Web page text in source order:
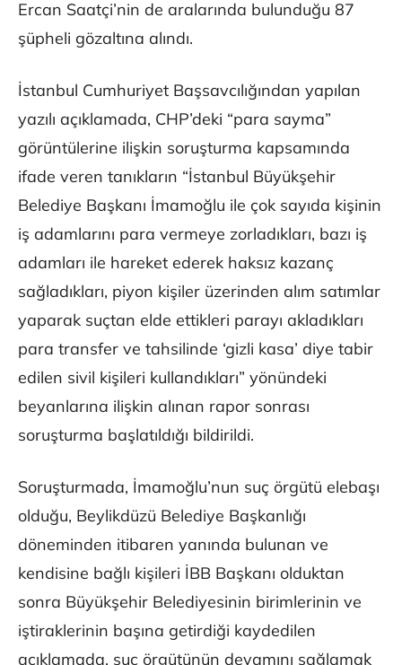
Ercan Saatçi’nin de aralarında bulunduğu 87
şüpheli gözaltına alındı.
İstanbul Cumhuriyet Başsavcılığından yapılan
yazılı açıklamada, CHP’deki “para sayma”
görüntülerine ilişkin soruşturma kapsamında
ifade veren tanıkların “İstanbul Büyükşehir
Belediye Başkanı İmamoğlu ile çok sayıda kişinin
iş adamlarını para vermeye zorladıkları, bazı iş
adamları ile hareket ederek haksız kazanç
sağladıkları, piyon kişiler üzerinden alım satımlar
yaparak suçtan elde ettikleri parayı akladıkları
para transfer ve tahsilinde ‘gizli kasa’ diye tabir
edilen sivil kişileri kullandıkları” yönündeki
beyanlarına ilişkin alınan rapor sonrası
soruşturma başlatıldığı bildirildi.
Soruşturmada, İmamoğlu’nun suç örgütü elebaşı
olduğu, Beylikdüzü Belediye Başkanlığı
döneminden itibaren yanında bulunan ve
kendisine bağlı kişileri İBB Başkanı olduktan
sonra Büyükşehir Belediyesinin birimlerinin ve
iştiraklerinin başına getirdiği kaydedilen
açıklamada, suç örgütünün devamını sağlamak